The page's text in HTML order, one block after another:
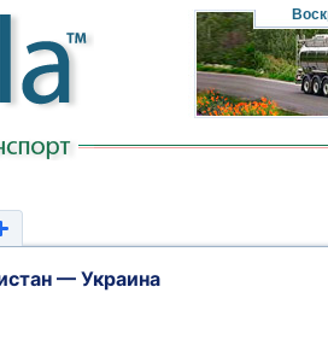
— Украина